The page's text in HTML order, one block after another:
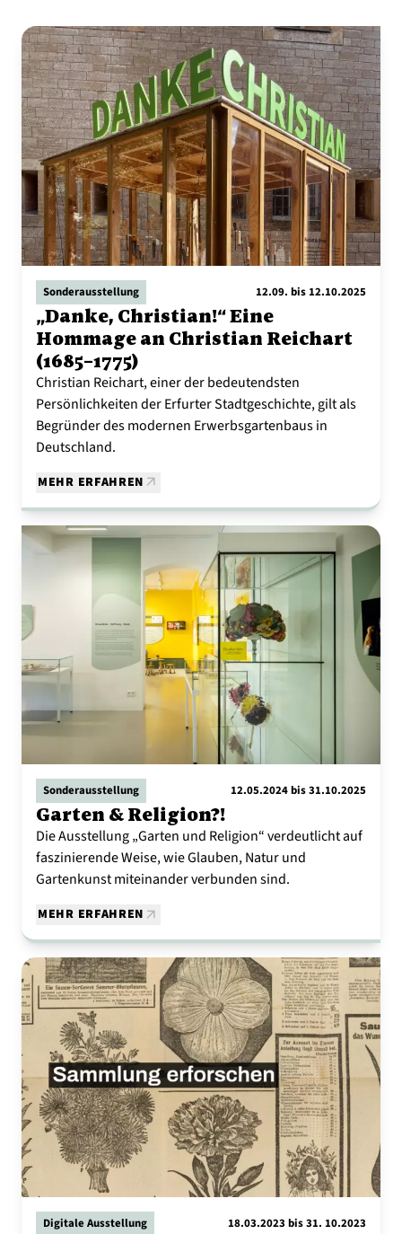
Sonderausstellung 12.09. bis 12.10.2025
„Danke, Christian!“ Eine
Hommage an Christian Reichart
(1685–1775)
Christian Reichart, einer der bedeutendsten
Persönlichkeiten der Erfurter Stadtgeschichte, gilt als
Begründer des modernen Erwerbsgartenbaus in
Deutschland.
MEHR ERFAHREN
Sonderausstellung 12.05.2024 bis 31.10.2025
Garten & Religion?!
Die Ausstellung „Garten und Religion“ verdeutlicht auf
faszinierende Weise, wie Glauben, Natur und
Gartenkunst miteinander verbunden sind.
MEHR ERFAHREN
Digitale Ausstellung 18.03.2023 bis 31. 10.2023